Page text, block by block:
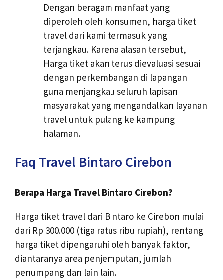
Dengan beragam manfaat yang
diperoleh oleh konsumen, harga tiket
travel dari kami termasuk yang
terjangkau. Karena alasan tersebut,
Harga tiket akan terus dievaluasi sesuai
dengan perkembangan di lapangan
guna menjangkau seluruh lapisan
masyarakat yang mengandalkan layanan
travel untuk pulang ke kampung
halaman.
Faq Travel Bintaro Cirebon
Berapa Harga Travel Bintaro Cirebon?
Harga tiket travel dari Bintaro ke Cirebon mulai
dari Rp 300.000 (tiga ratus ribu rupiah), rentang
harga tiket dipengaruhi oleh banyak faktor,
diantaranya area penjemputan, jumlah
penumpang dan lain lain.